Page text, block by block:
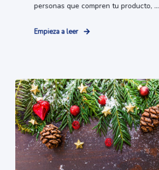
personas que compren tu producto, ...
Empieza a leer